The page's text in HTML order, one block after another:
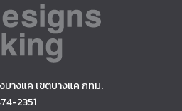
บางแค เขตบางแค กทม.
2351